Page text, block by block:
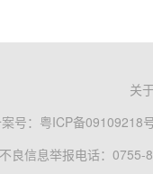
关
号： 粤ICP备09109218
良信息举报电话：0755-